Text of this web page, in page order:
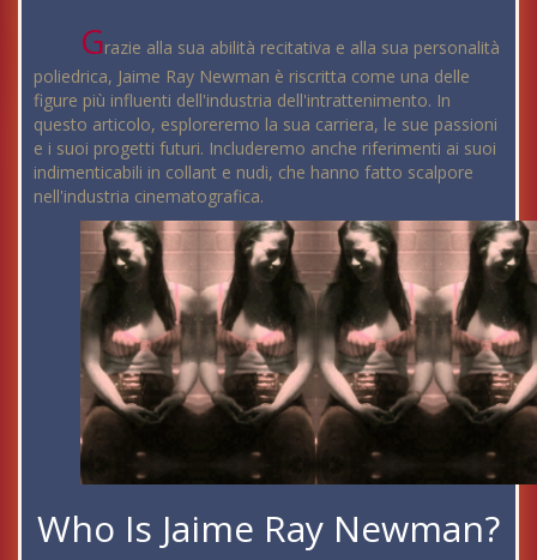
Grazie alla sua abilità recitativa e alla sua personalità
poliedrica, Jaime Ray Newman è riscritta come una delle
figure più influenti dell'industria dell'intrattenimento. In
questo articolo, esploreremo la sua carriera, le sue passioni
e i suoi progetti futuri. Includeremo anche riferimenti ai suoi
indimenticabili in collant e nudi, che hanno fatto scalpore
nell'industria cinematografica.
Who Is Jaime Ray Newman?